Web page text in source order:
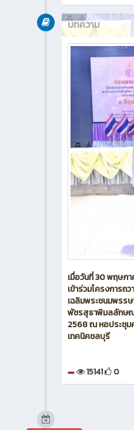
บทความ
เมื่อวันที่ 30 พฤษภ
เข้าร่วมโครงการถ
เฉลิมพระชนมพรร
พัชรสุธาพิมลลักษณ
2568 ณ หอประชุม
เทคนิคชลบุรี
15141 0